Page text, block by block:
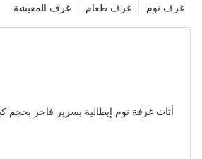
غرف نوم غرف طعام غرف المعيشة